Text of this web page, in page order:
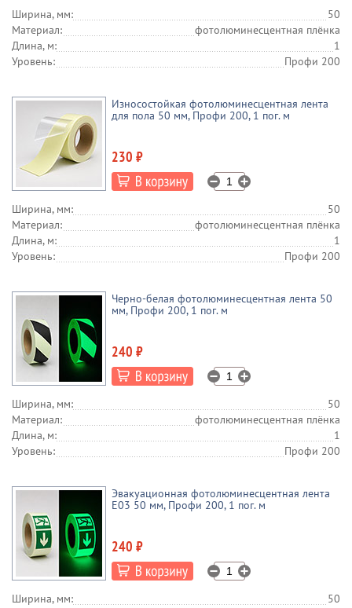
Ширина, мм:
50
Материал:
фотолюминесцентная плёнка
Длина, м:
1
Уровень:
Профи 200
Износостойкая фотолюминесцентная лента
для пола 50 мм, Профи 200, 1 пог. м
230 ₽
Ширина, мм:
50
Материал:
фотолюминесцентная плёнка
Длина, м:
1
Уровень:
Профи 200
Черно-белая фотолюминесцентная лента 50
мм, Профи 200, 1 пог. м
240 ₽
Ширина, мм:
50
Материал:
фотолюминесцентная плёнка
Длина, м:
1
Уровень:
Профи 200
Эвакуационная фотолюминесцентная лента
E03 50 мм, Профи 200, 1 пог. м
240 ₽
Ширина, мм:
50